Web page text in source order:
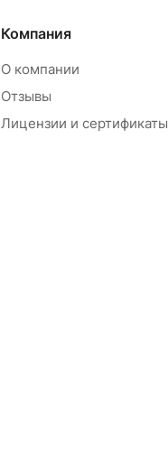
Компания
О компании
Отзывы
Лицензии и сертификаты